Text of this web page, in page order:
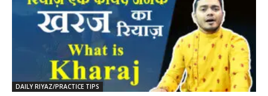
DAILY RIYAZ/PRACTICE TIPS